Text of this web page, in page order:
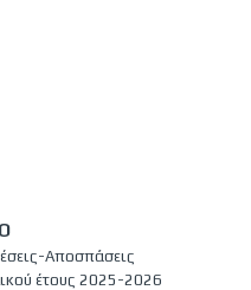
Αποσπάσεις
έτους 2025-2026